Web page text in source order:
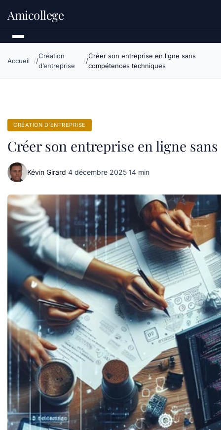
Amicollege
Accueil
Création
d’entreprise
Créer son entreprise en ligne sans
compétences techniques
CRÉATION D’ENTREPRISE
Créer son entreprise en ligne
Kévin Girard·4 décembre 2025·14 min